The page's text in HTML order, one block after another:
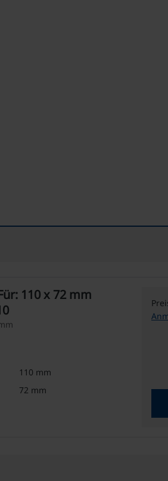
110 x 72 mm
110 mm
72 mm